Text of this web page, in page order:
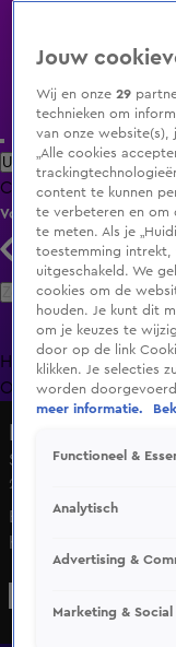
Uitzending Gemist
ClipsFilmsRadio
Volg KIJK
Zoeken
HomeUitzending
Oranjezomer
Seizoen 1,
28 jan 2023, 16:07
Bekijk aflevering 3
hier. Deze
bij SBS6. Make it
Jouw
Wij en onze29
technieken om
van onze
„Alle cookies
content te kunnen
te verbeteren en om
te meten. Als je
toestemming intrekt,
uitgeschakeld. We
cookies om de
houden. Je kunt dit
om je keuzes te
door op de link
klikken. Je selecties
worden
meer informatie.
Functioneel &
Analytisch
Advertising &
Marketing & Social